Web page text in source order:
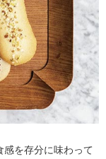
感を存分に味わって